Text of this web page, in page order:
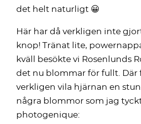
det helt naturligt 😀
Här har då verkligen inte
knop! Tränat lite,
kväll besökte vi Rosenlunds
det nu blommar för fullt. Där
verkligen vila hjärnan en
några blommor som jag
photogenique: